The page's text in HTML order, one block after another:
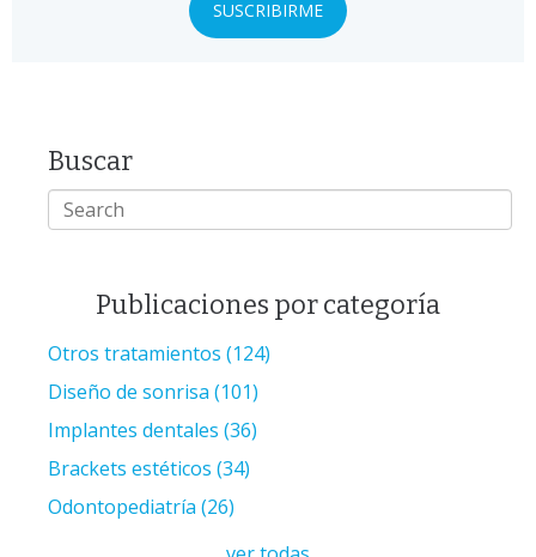
Buscar
Publicaciones por categoría
Otros tratamientos (124)
Diseño de sonrisa (101)
Implantes dentales (36)
Brackets estéticos (34)
Odontopediatría (26)